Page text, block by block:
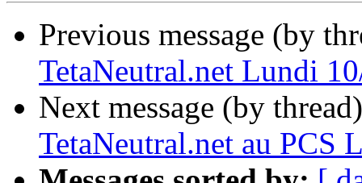
Previous message (by
TetaNeutral.net Lundi
Next message (by
TetaNeutral.net au PCS